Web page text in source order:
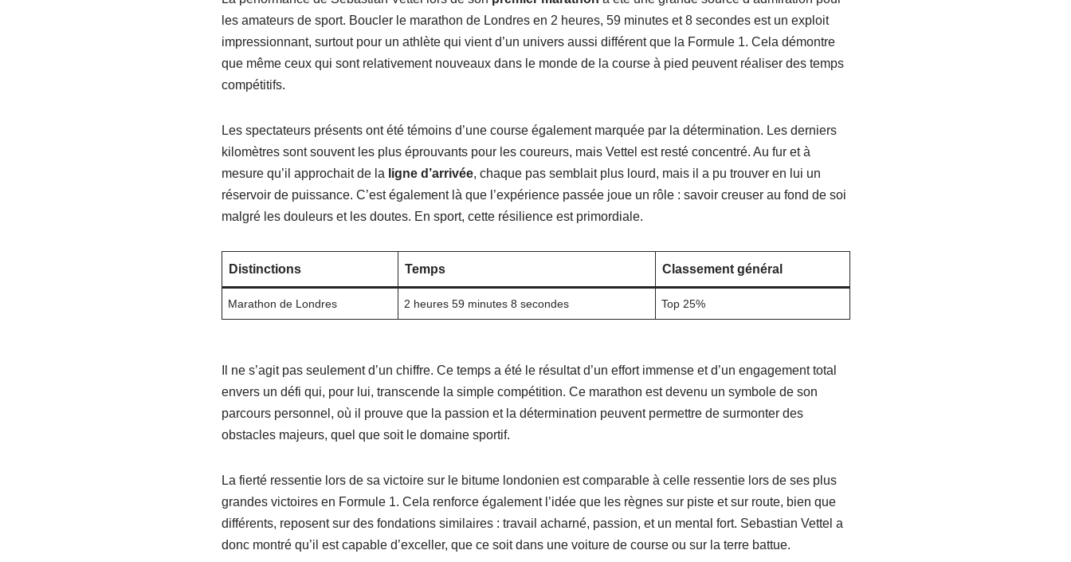
les amateurs de sport. Boucler le marathon de Londres en 2 heures, 59 minutes et 8 secondes est un exploit
impressionnant, surtout pour un athlète qui vient d’un univers aussi différent que la Formule 1. Cela démontre
que même ceux qui sont relativement nouveaux dans le monde de la course à pied peuvent réaliser des temps
compétitifs.
Les spectateurs présents ont été témoins d’une course également marquée par la détermination. Les derniers
kilomètres sont souvent les plus éprouvants pour les coureurs, mais Vettel est resté concentré. Au fur et à
mesure qu’il approchait de la ligne d’arrivée, chaque pas semblait plus lourd, mais il a pu trouver en lui un
réservoir de puissance. C’est également là que l’expérience passée joue un rôle : savoir creuser au fond de soi
malgré les douleurs et les doutes. En sport, cette résilience est primordiale.
Distinctions Temps Classement général
Marathon de Londres 2 heures 59 minutes 8 secondes Top 25%
Il ne s’agit pas seulement d’un chiffre. Ce temps a été le résultat d’un effort immense et d’un engagement total
envers un défi qui, pour lui, transcende la simple compétition. Ce marathon est devenu un symbole de son
parcours personnel, où il prouve que la passion et la détermination peuvent permettre de surmonter des
obstacles majeurs, quel que soit le domaine sportif.
La fierté ressentie lors de sa victoire sur le bitume londonien est comparable à celle ressentie lors de ses plus
grandes victoires en Formule 1. Cela renforce également l’idée que les règnes sur piste et sur route, bien que
différents, reposent sur des fondations similaires : travail acharné, passion, et un mental fort. Sebastian Vettel a
donc montré qu’il est capable d’exceller, que ce soit dans une voiture de course ou sur la terre battue.